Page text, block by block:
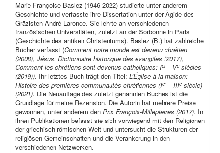
Marie-Françoise Baslez (1946-2022) studierte unter anderem
Geschichte und verfasste ihre Dissertation unter der Ägide des
Gräzisten André Laronde. Sie lehrte an verschiedenen
französischen Universitäten, zuletzt an der Sorbonne in Paris
(Geschichte des antiken Christentums). Baslez (B.) hat zahlreiche
Bücher verfasst (Comment notre monde est devenu chrétien
(2008), Jésus: Dictionnaire historique des évangiles (2017),
Comment les chrétiens sont devenus catholiques: Ier– Ve siècles
(2019)). Ihr letztes Buch trägt den Titel: L’Église à la maison:
Histoire des premières communautés chrétiennes (Ier– IIIe siècle)
(2021). Die Neuauflage des zuletzt genannten Buches ist die
Grundlage für meine Rezension. Die Autorin hat mehrere Preise
gewonnen, unter anderem den Prix François-Millepierres (2017). In
ihren Publikationen befasst sie sich vorwiegend mit den Religionen
der griechisch-römischen Welt und untersucht die Strukturen der
religiösen Gemeinschaften und die Verankerung in den
verschiedenen Netzwerken.